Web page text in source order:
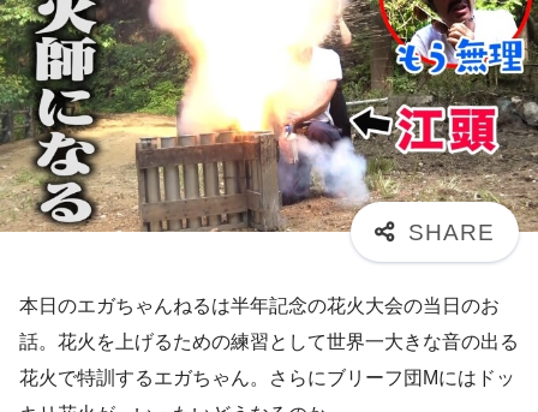
本日のエガちゃんねるは半年記念の花火大会の当日のお
話。花火を上げるための練習として世界一大きな音の出る
花火で特訓するエガちゃん。さらにブリーフ団Mにはドッ